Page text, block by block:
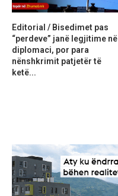
Editorial / Bisedimet pas
“perdeve” janë legjitime në
diplomaci, por para
nënshkrimit patjetër të
ketë...